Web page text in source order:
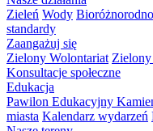
Zieleń Wody
standardy
Zaangażuj się
Zielony Wolontariat
Konsultacje społeczne
Edukacja
Pawilon Edukacyjny
miasta Kalendarz wydarzeń